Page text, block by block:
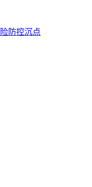
防控沉点